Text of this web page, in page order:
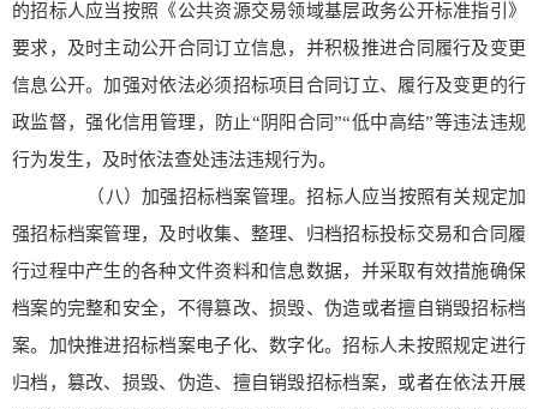
的招标人应当按照《公共资源交易领域基层政务公开标准指引》
要求，及时主动公开合同订立信息，并积极推进合同履行及变更
信息公开。加强对依法必须招标项目合同订立、履行及变更的行
政监督，强化信用管理，防止“阴阳合同”“低中高结”等违法违规
行为发生，及时依法查处违法违规行为。
（八）加强招标档案管理。招标人应当按照有关规定加
强招标档案管理，及时收集、整理、归档招标投标交易和合同履
行过程中产生的各种文件资料和信息数据，并采取有效措施确保
档案的完整和安全，不得篡改、损毁、伪造或者擅自销毁招标档
案。加快推进招标档案电子化、数字化。招标人未按照规定进行
归档，篡改、损毁、伪造、擅自销毁招标档案，或者在依法开展